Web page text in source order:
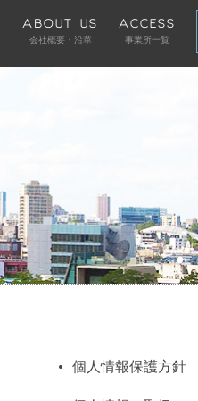
ABOUT US
会社概要・沿革
ACCESS
事業所一覧
個人情報保護方針